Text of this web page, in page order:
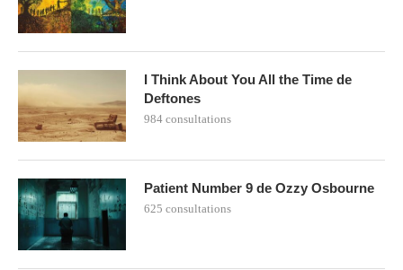
I Think About You All the Time de
Deftones
984 consultations
Patient Number 9 de Ozzy Osbourne
625 consultations